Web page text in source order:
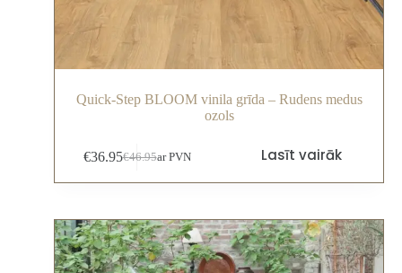
Quick-Step BLOOM vinila grīda – Rudens medus
ozols
€46.95
€36.95 ar PVN Lasīt vairāk